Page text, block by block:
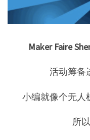
Maker Faire
活动筹备
小编就像个无人
所